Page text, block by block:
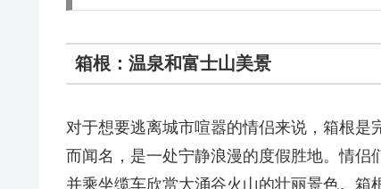
箱根：温泉和富士山美景
对于想要逃离城市喧嚣的情侣来说，箱根
而闻名，是一处宁静浪漫的度假胜地。情侣
并乘坐缆车欣赏大涌谷火山的壮丽景色。箱